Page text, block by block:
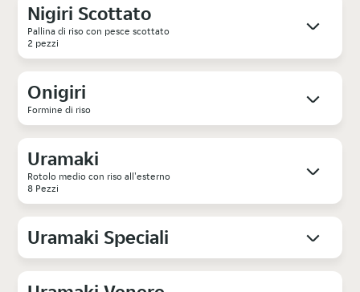
Nigiri Scottato
Pallina di riso con pesce scottato
2 pezzi
Onigiri
Formine di riso
Uramaki
Rotolo medio con riso all'esterno
8 Pezzi
Uramaki Speciali